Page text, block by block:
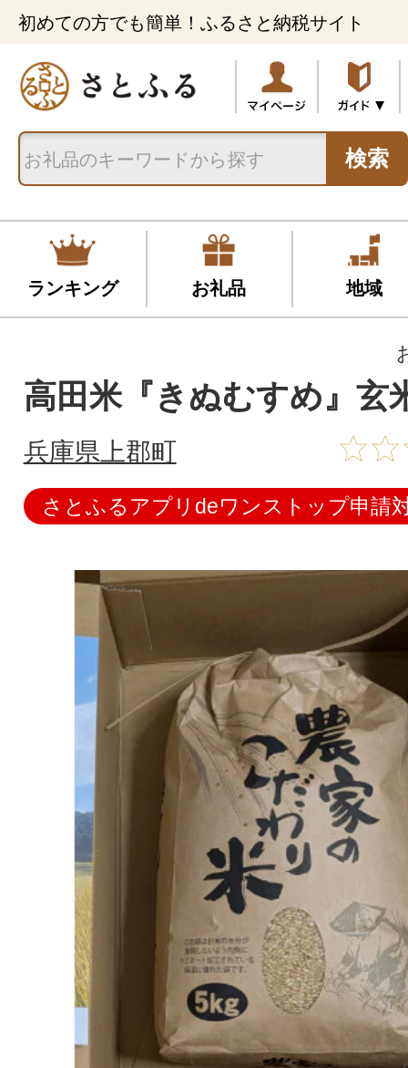
初めての方でも簡単！ふるさと納税サイト
検索
ランキング お礼品 地域
高田米『きぬむすめ』玄
兵庫県上郡町
さとふるアプリdeワンストップ申請